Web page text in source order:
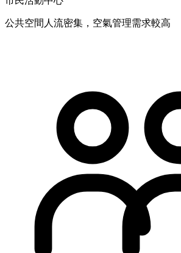
公共空間人流密集，空氣管理需求較高